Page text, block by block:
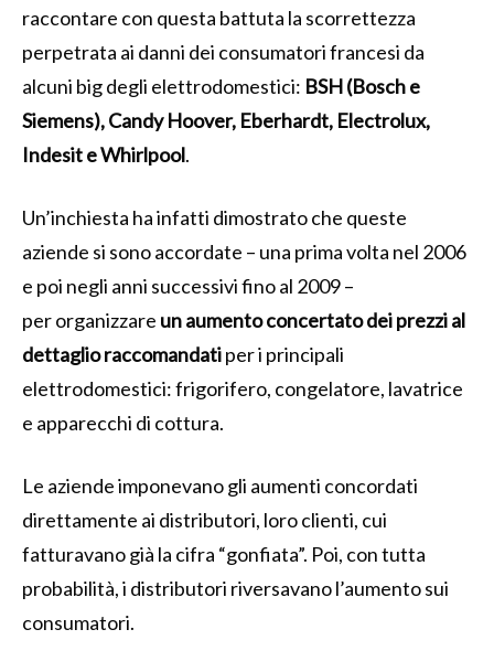
raccontare con questa battuta la scorrettezza
perpetrata ai danni dei consumatori francesi da
alcuni big degli elettrodomestici: BSH (Bosch e
Siemens), Candy Hoover, Eberhardt, Electrolux,
Indesit e Whirlpool.
Un’inchiesta ha infatti dimostrato che queste
aziende si sono accordate – una prima volta nel 2006
e poi negli anni successivi fino al 2009 –
perorganizzare un aumento concertato dei prezzi al
dettaglio raccomandatiper i principali
elettrodomestici: frigorifero, congelatore, lavatrice
e apparecchi di cottura.
Le aziende imponevano gli aumenti concordati
direttamente ai distributori, loro clienti, cui
fatturavano già la cifra “gonfiata”. Poi, con tutta
probabilità, i distributori riversavano l’aumento sui
consumatori.